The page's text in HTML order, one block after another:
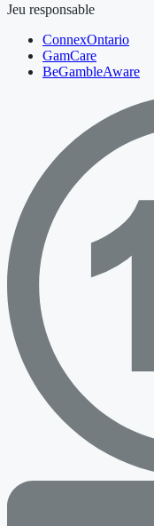
Jeu responsable
ConnexOntario
GamCare
BeGambleAware